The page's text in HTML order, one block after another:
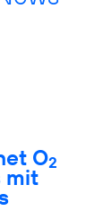
O2
mit